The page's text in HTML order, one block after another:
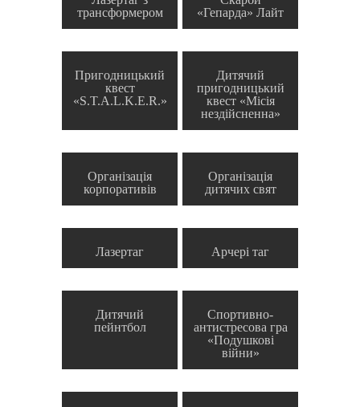
трансформером
«Гепарда» Лайт
Пригодницький
квест
«S.T.A.L.K.E.R.»
Дитячий
пригодницький
квест «Місія
нездійсненна»
Організація
корпоративів
Організація
дитячих свят
Лазертаг Арчері таг
Дитячий
пейнтбол
Спортивно-
антистресова гра
«Подушкові
війни»